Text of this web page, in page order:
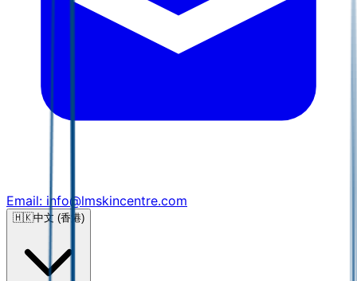
Email: info@lmskincentre.com
🇭🇰中文 (香港)